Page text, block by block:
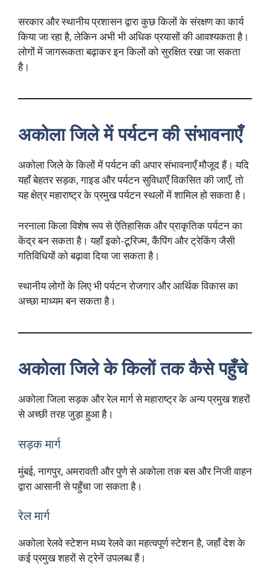
सरकार और स्थानीय प्रशासन द्वारा कुछ किलों के संरक्षण का कार्य
किया जा रहा है, लेकिन अभी भी अधिक प्रयासों की आवश्यकता है।
लोगों में जागरूकता बढ़ाकर इन किलों को सुरक्षित रखा जा सकता
है।
अकोला जिले में पर्यटन की संभावनाएँ
अकोला जिले के किलों में पर्यटन की अपार संभावनाएँ मौजूद हैं। यदि
यहाँ बेहतर सड़क, गाइड और पर्यटन सुविधाएँ विकसित की जाएँ, तो
यह क्षेत्र महाराष्ट्र के प्रमुख पर्यटन स्थलों में शामिल हो सकता है।
नरनाला किला विशेष रूप से ऐतिहासिक और प्राकृतिक पर्यटन का
केंद्र बन सकता है। यहाँ इको-टूरिज्म, कैंपिंग और ट्रेकिंग जैसी
गतिविधियों को बढ़ावा दिया जा सकता है।
स्थानीय लोगों के लिए भी पर्यटन रोजगार और आर्थिक विकास का
अच्छा माध्यम बन सकता है।
अकोला जिले के किलों तक कैसे पहुँचे
अकोला जिला सड़क और रेल मार्ग से महाराष्ट्र के अन्य प्रमुख शहरों
से अच्छी तरह जुड़ा हुआ है।
सड़क मार्ग
मुंबई, नागपुर, अमरावती और पुणे से अकोला तक बस और निजी वाहन
द्वारा आसानी से पहुँचा जा सकता है।
रेल मार्ग
अकोला रेलवे स्टेशन मध्य रेलवे का महत्वपूर्ण स्टेशन है, जहाँ देश के
कई प्रमुख शहरों से ट्रेनें उपलब्ध हैं।